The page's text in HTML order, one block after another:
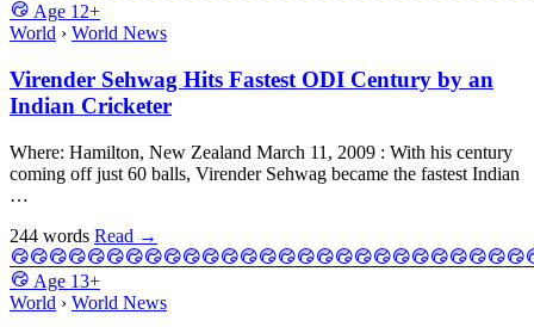
Age 12+
World › World News
Virender Sehwag Hits Fastest ODI Century by an
Indian Cricketer
Where: Hamilton, New Zealand March 11, 2009 : With his century
coming off just 60 balls, Virender Sehwag became the fastest Indian
…
244 words Read →
Age 13+
World › World News